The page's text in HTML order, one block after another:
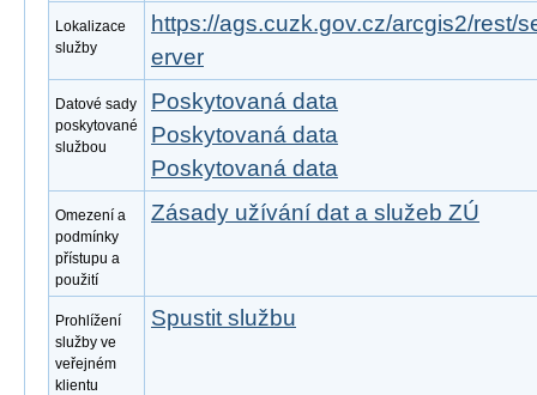
Lokalizace
služby
https://ags.cuzk.gov.cz/arcgis2/rest/
erver
Datové sady
poskytované
službou
Poskytovaná data
Poskytovaná data
Poskytovaná data
Omezení a
podmínky
přístupu a
použití
Zásady užívání dat a služeb ZÚ
Prohlížení
služby ve
veřejném
klientu
Spustit službu